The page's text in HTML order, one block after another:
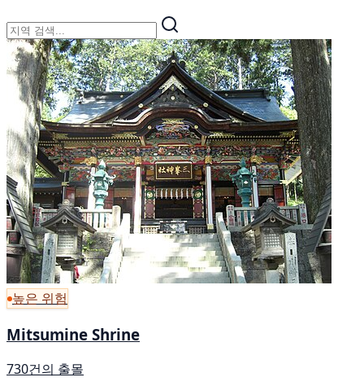
높은 위험
Mitsumine Shrine
730건의 출몰